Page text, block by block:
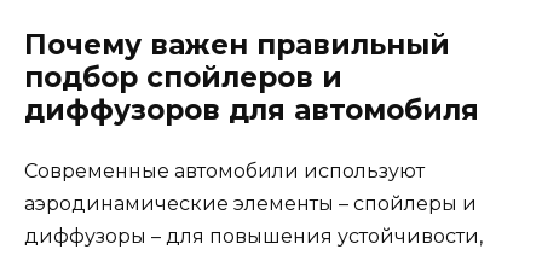
Почему важен правильный
подбор спойлеров и
диффузоров для автомобиля
Современные автомобили используют
аэродинамические элементы – спойлеры и
диффузоры – для повышения устойчивости,